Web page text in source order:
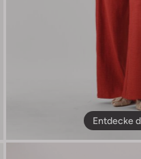
Entdecke